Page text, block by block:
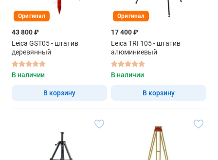
Оригинал
43 800 ₽
Leica GST05 - штатив
деревянный
В наличии
В корзину
Оригинал
17 400 ₽
Leica TRI 105 - штатив
алюминиевый
В наличии
В корзину